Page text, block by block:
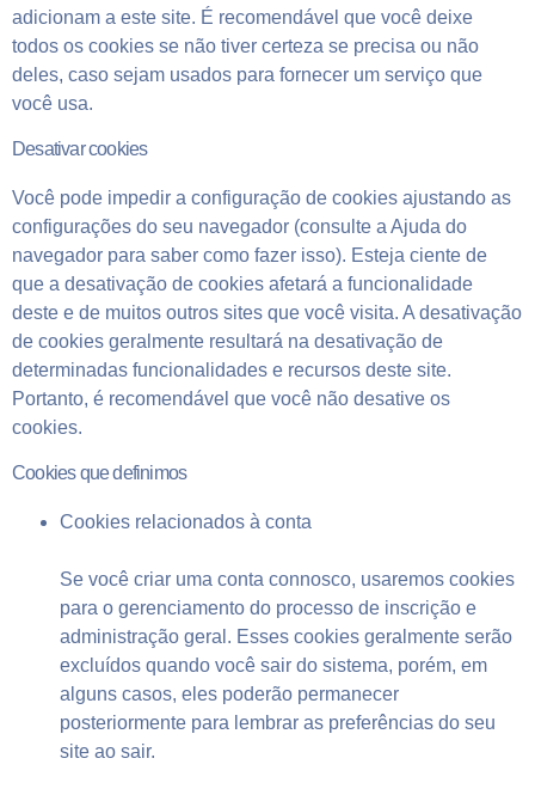
adicionam a este site. É recomendável que você deixe
todos os cookies se não tiver certeza se precisa ou não
deles, caso sejam usados ​​para fornecer um serviço que
você usa.
Desativar cookies
Você pode impedir a configuração de cookies ajustando as
configurações do seu navegador (consulte a Ajuda do
navegador para saber como fazer isso). Esteja ciente de
que a desativação de cookies afetará a funcionalidade
deste e de muitos outros sites que você visita. A desativação
de cookies geralmente resultará na desativação de
determinadas funcionalidades e recursos deste site.
Portanto, é recomendável que você não desative os
cookies.
Cookies que definimos
Cookies relacionados à conta
Se você criar uma conta connosco, usaremos cookies
para o gerenciamento do processo de inscrição e
administração geral. Esses cookies geralmente serão
excluídos quando você sair do sistema, porém, em
alguns casos, eles poderão permanecer
posteriormente para lembrar as preferências do seu
site ao sair.